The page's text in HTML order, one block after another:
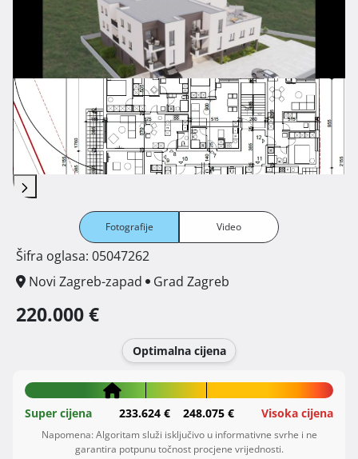
Fotografije Video
Šifra oglasa: 05047262
Novi Zagreb-zapad
Grad Zagreb
220.000 €
Optimalna cijena
Super cijena 233.624 € 248.075 € Visoka cijena
Napomena: Algoritam služi isključivo u informativne svrhe i ne
garantira potpunu točnost procjene vrijednosti.